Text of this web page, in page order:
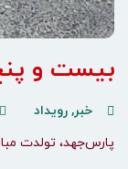
بیست و
خبر, رویداد
پارس‌جهد، تولدت